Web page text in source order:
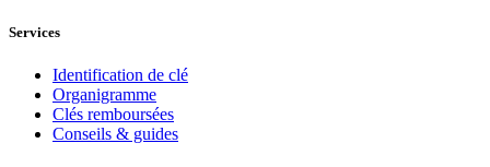
Services
Identification de clé
Organigramme
Clés remboursées
Conseils & guides